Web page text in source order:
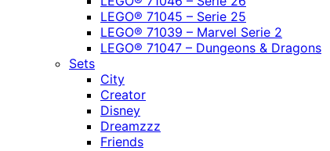
LEGO® 71045 – Serie 25
LEGO® 71039 – Marvel Serie 2
LEGO® 71047 – Dungeons & Dragons
Sets
City
Creator
Disney
Dreamzzz
Friends